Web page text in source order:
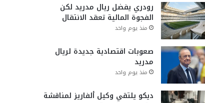
رودري يفضل ريال مدريد لكن
الفجوة المالية تعقد الانتقال
منذ يوم واحد
صعوبات اقتصادية جديدة لريال
مدريد
منذ يوم واحد
ديكو يلتقي وكيل ألفاريز لمناقشة